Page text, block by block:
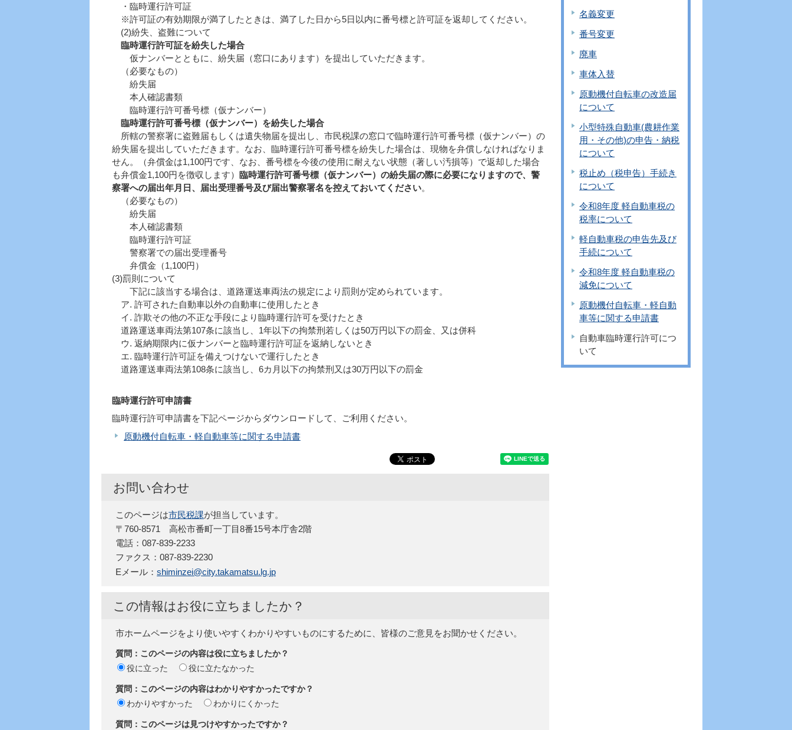
・臨時運行許可証
※許可証の有効期限が満了したときは、満了した日から5日以内に番号標と許可証を返却してください。
(2)紛失、盗難について
臨時運行許可証を紛失した場合
仮ナンバーとともに、紛失届（窓口にあります）を提出していただきます。
（必要なもの）
紛失届
本人確認書類
臨時運行許可番号標（仮ナンバー）
臨時運行許可番号標（仮ナンバー）を紛失した場合
所轄の警察署に盗難届もしくは遺失物届を提出し、市民税課の窓口で臨時運行許可番号標（仮ナンバー）の
紛失届を提出していただきます。なお、臨時運行許可番号標を紛失した場合は、現物を弁償しなければなりま
せん。（弁償金は1,100円です、なお、番号標を今後の使用に耐えない状態（著しい汚損等）で返却した場合
も弁償金1,100円を徴収します） 臨時運行許可番号標（仮ナンバー）の紛失届の際に必要になりますので、警
察署への届出年月日、届出受理番号及び届出警察署名を控えておいてください。
（必要なもの）
紛失届
本人確認書類
臨時運行許可証
警察署での届出受理番号
弁償金（1,100円）
(3)罰則について
下記に該当する場合は、道路運送車両法の規定により罰則が定められています。
ア. 許可された自動車以外の自動車に使用したとき
イ. 詐欺その他の不正な手段により臨時運行許可を受けたとき
道路運送車両法第107条に該当し、1年以下の拘禁刑若しくは50万円以下の罰金、又は併科
ウ. 返納期限内に仮ナンバーと臨時運行許可証を返納しないとき
エ. 臨時運行許可証を備えつけないで運行したとき
道路運送車両法第108条に該当し、6カ月以下の拘禁刑又は30万円以下の罰金
臨時運行許可申請書
臨時運行許可申請書を下記ページからダウンロードして、ご利用ください。
原動機付自転車・軽自動車等に関する申請書
お問い合わせ
このページは市民税課が担当しています。
〒760-8571 高松市番町一丁目8番15号本庁舎2階
電話：087-839-2233
ファクス：087-839-2230
Eメール： shiminzei@city.takamatsu.lg.jp
この情報はお役に立ちましたか？
市ホームページをより使いやすくわかりやすいものにするために、皆様のご意見をお聞かせください。
質問：このページの内容は役に立ちましたか？
役に立った
役に立たなかった
質問：このページの内容はわかりやすかったですか？
わかりやすかった
わかりにくかった
質問：このページは見つけやすかったですか？
名義変更
番号変更
廃車
車体入替
原動機付自転車の改造届
について
小型特殊自動車(農耕作業
用・その他)の申告・納税
について
税止め（税申告）手続き
について
令和8年度 軽自動車税の
税率について
軽自動車税の申告先及び
手続について
令和8年度 軽自動車税の
減免について
原動機付自転車・軽自動
車等に関する申請書
自動車臨時運行許可につ
いて